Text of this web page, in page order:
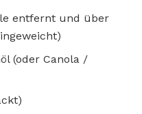
entfernt und über
(oder Canola /